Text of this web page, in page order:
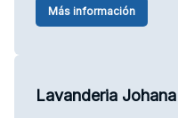
Más información
Lavanderia Johana